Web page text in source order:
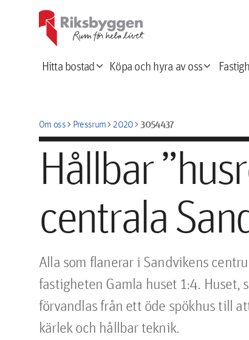
Hitta bostadexpand_more Köpa och hyra av ossexpand_more
Om osschevron_rightPressrumchevron_right2020chevron_right3054437
Hållbar
centrala
Alla som flanerar i Sandvikens
fastigheten Gamla huset 1:4. Huset,
förvandlas från ett öde spökhus till
kärlek och hållbar teknik.